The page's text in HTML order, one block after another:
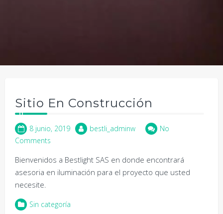
Sitio En Construcción
8 junio, 2019 bestli_adminw
No
Comments
Bienvenidos a Bestlight SAS en donde encontrará
asesoria en iluminación para el proyecto que usted
necesite.
Sin categoría